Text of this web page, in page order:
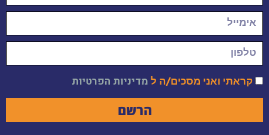
קראתי ואני מסכים/ה ל מדיניות הפרטיות
הרשם